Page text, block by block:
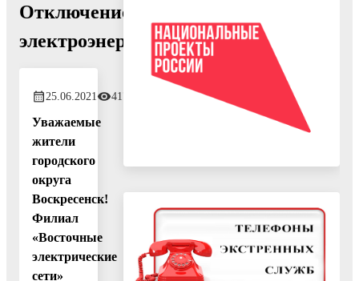
Отключение
электроэнергии!
25.06.2021 417
Уважаемые
жители
городского
округа
Воскресенск!
Филиал
«Восточные
электрические
сети»